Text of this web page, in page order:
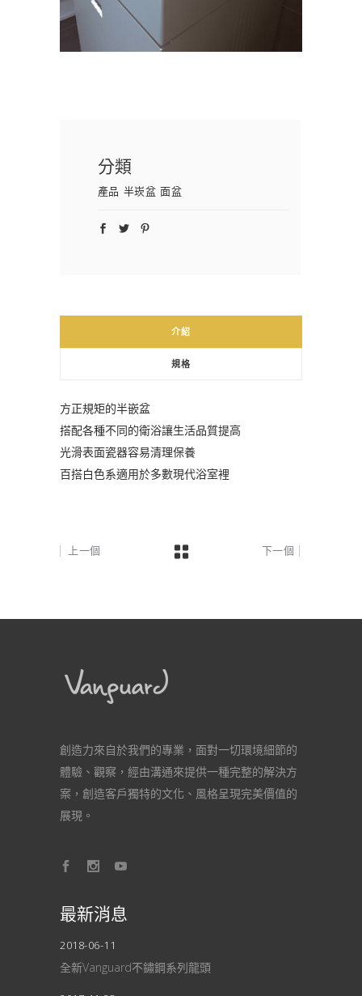
分類
產品 半崁盆 面盆
介紹
規格
方正規矩的半嵌盆
搭配各種不同的衛浴讓生活品質提高
光滑表面瓷器容易清理保養
百搭白色系適用於多數現代浴室裡
上一個 下一個
創造力來自於我們的專業，面對一切環境細節的
體驗、觀察，經由溝通來提供一種完整的解決方
案，創造客戶獨特的文化、風格呈現完美價值的
展現。
最新消息
2018-06-11
全新Vanguard不鏽鋼系列龍頭